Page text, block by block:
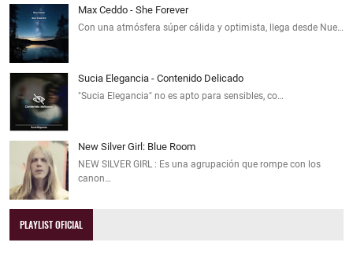
Max Ceddo - She Forever
Con una atmósfera súper cálida y optimista, llega desde Nue…
Sucia Elegancia - Contenido Delicado
"Sucia Elegancia" no es apto para sensibles, co…
New Silver Girl: Blue Room
NEW SILVER GIRL : Es una agrupación que rompe con los
canon…
PLAYLIST OFICIAL